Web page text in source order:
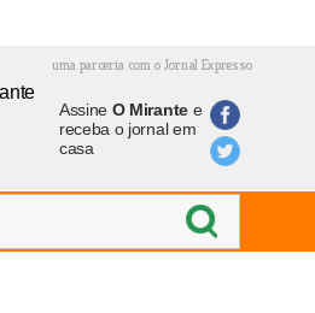
uma parceria com o Jornal Expresso
Assine O Mirantee
receba o jornal em
casa